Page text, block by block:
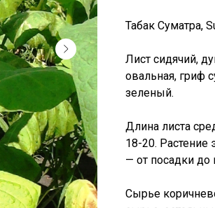
Табак Суматра,
Лист сидячий,
овальная, гриф
зеленый.
Длина листа
18-20.
— от посадки до
Сырье